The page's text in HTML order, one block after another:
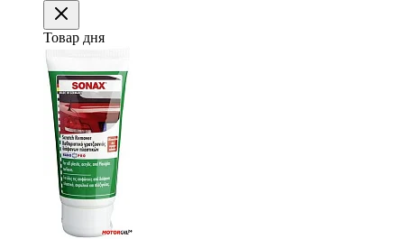
Товар дня